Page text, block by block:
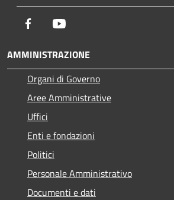
Facebook
AMMINISTRAZIONE
Organi di Governo
Aree Amministrative
Uffici
Enti e fondazioni
Politici
Personale Amministrativo
Documenti e dati